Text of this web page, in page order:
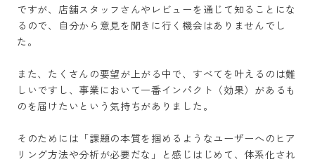
ですが、店舗スタッフさんやレビューを通じて知ることにな
るので、自分から意見を聞きに行く機会はありませんでし
た。
また、たくさんの要望が上がる中で、すべてを叶えるのは難
しいですし、事業において一番インパクト（効果）があるも
のを届けたいという気持ちがありました。
そのためには「課題の本質を掴めるようなユーザーへのヒア
リング方法や分析が必要だな」と感じはじめて、体系化され